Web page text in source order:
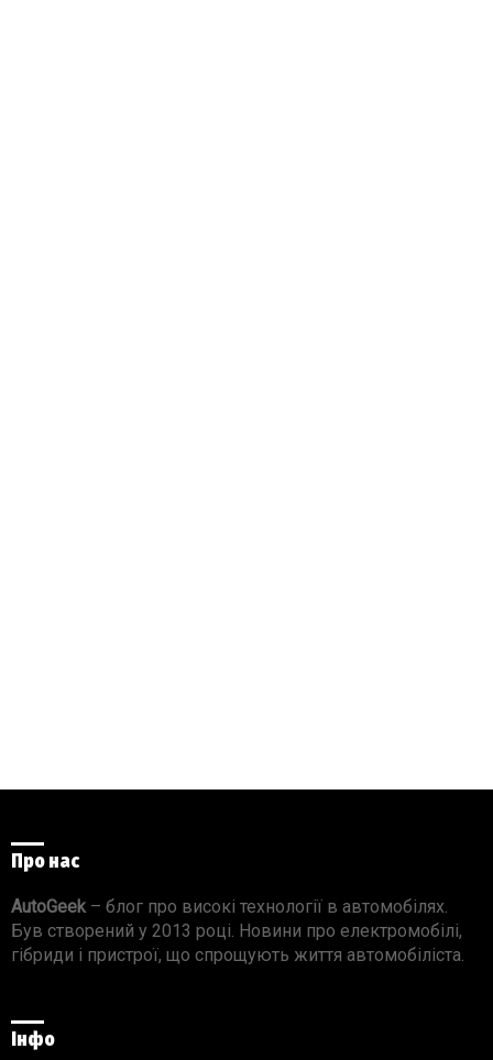
Про нас
AutoGeek– блог про високі технології в автомобілях.
Був створений у 2013 році. Новини про електромобілі,
гібриди і пристрої, що спрощують життя автомобіліста.
Інфо